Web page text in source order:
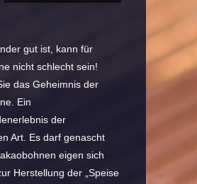
gut ist, kann für
nicht schlecht sein!
das Geheimnis der
Ein
der
Art. Es darf genascht
eigen sich
Herstellung der „Speise